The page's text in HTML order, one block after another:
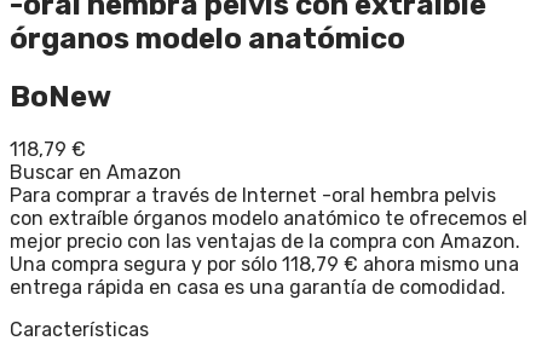
órganos modelo anatómico
BoNew
118,79 €
Buscar en Amazon
Para comprar a través de Internet -oral hembra pelvis
con extraíble órganos modelo anatómico te ofrecemos el
mejor precio con las ventajas de la compra con Amazon.
Una compra segura y por sólo 118,79 € ahora mismo una
entrega rápida en casa es una garantía de comodidad.
Características